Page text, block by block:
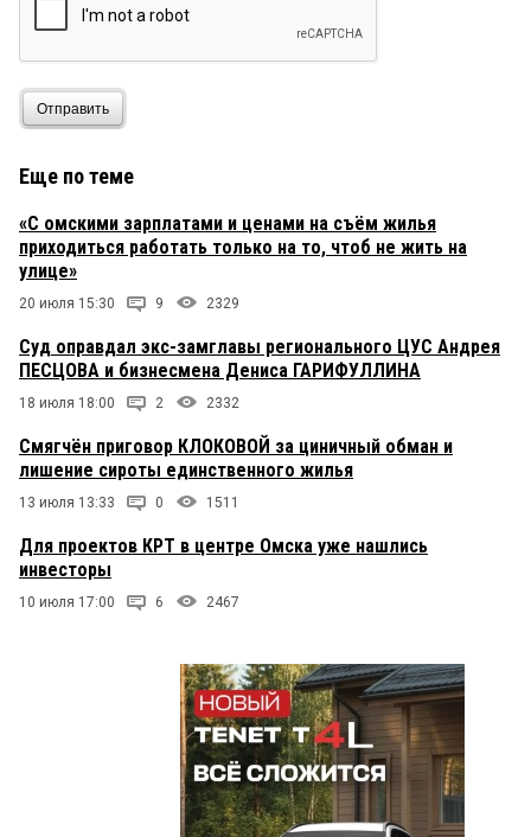
Отправить
Еще по теме
«С омскими зарплатами и ценами на съём жилья
приходиться работать только на то, чтоб не жить на
улице»
20 июля 15:30 9 2329
Суд оправдал экс-замглавы регионального ЦУС Андрея
ПЕСЦОВА и бизнесмена Дениса ГАРИФУЛЛИНА
18 июля 18:00 2 2332
Смягчён приговор КЛОКОВОЙ за циничный обман и
лишение сироты единственного жилья
13 июля 13:33 0 1511
Для проектов КРТ в центре Омска уже нашлись
инвесторы
10 июля 17:00 6 2467